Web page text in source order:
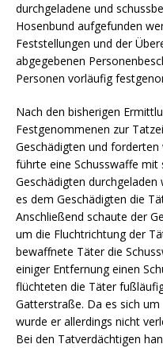
durchgeladene und
Hosenbund aufgefunden
Feststellungen und der
abgegebenen
Personen vorläufig
Nach den bisherigen
Festgenommenen zur
Geschädigten und forderten
führte eine Schusswaffe
Geschädigten
es dem Geschädigten die
Anschließend schaute der
um die Fluchtrichtung der
bewaffnete Täter die
einiger Entfernung einen
flüchteten die Täter
Gatterstraße. Da es sich
wurde er allerdings nicht
Bei den Tatverdächtigen